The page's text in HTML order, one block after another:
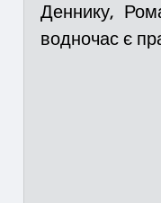
Курс
Деннику,
водночас є